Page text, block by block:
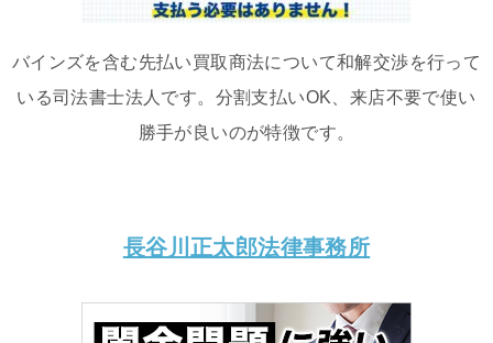
バインズを含む先払い買取商法について和解交渉を行って
いる司法書士法人です。分割支払いOK、来店不要で使い
勝手が良いのが特徴です。
長谷川正太郎法律事務所